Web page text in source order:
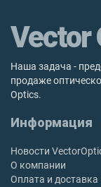
Vector
Наша задача -
продаже
Optics.
Информация
Новости
О компании
Оплата и доставка